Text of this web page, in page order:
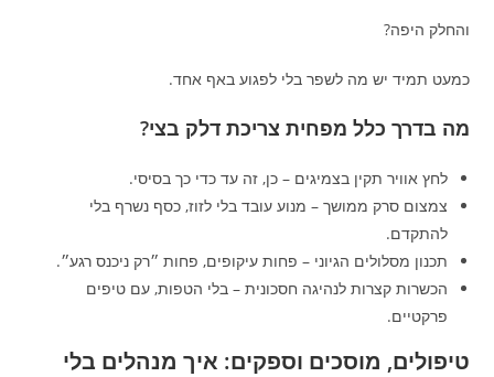
והחלק היפה?
כמעט תמיד יש מה לשפר בלי לפגוע באף אחד.
מה בדרך כלל מפחית צריכת דלק בצי?
לחץ אוויר תקין בצמיגים – כן, זה עד כדי כך בסיסי.
צמצום סרק ממושך – מנוע עובד בלי לזוז, כסף נשרף בלי
להתקדם.
תכנון מסלולים הגיוני – פחות עיקופים, פחות ״רק ניכנס רגע״.
הכשרות קצרות לנהיגה חסכונית – בלי הטפות, עם טיפים
פרקטיים.
טיפולים, מוסכים וספקים: איך מנהלים בלי